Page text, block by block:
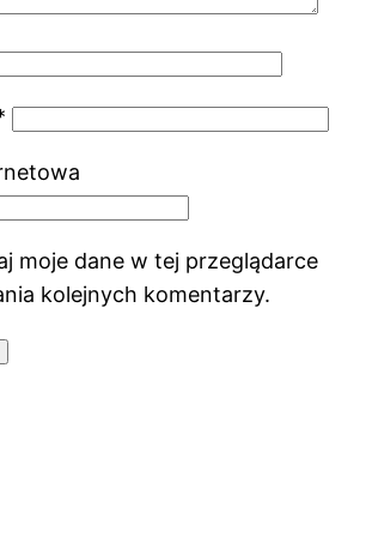
moje dane w tej przeglądarce
kolejnych komentarzy.